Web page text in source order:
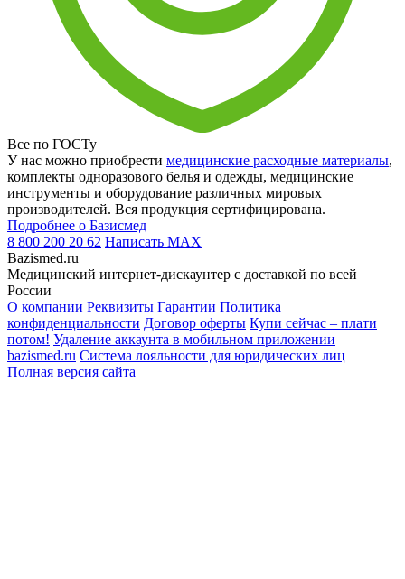
Все по ГОСТу
У нас можно приобрести медицинские расходные материалы,
комплекты одноразового белья и одежды, медицинские
инструменты и оборудование различных мировых
производителей. Вся продукция сертифицирована.
Подробнее о Базисмед
8 800 200 20 62 Написать MAX
Bazismed.ru
Медицинский интернет-дискаунтер с доставкой по всей
России
О компании Реквизиты Гарантии Политика
конфиденциальности Договор оферты Купи сейчас – плати
потом! Удаление аккаунта в мобильном приложении
bazismed.ru Система лояльности для юридических лиц
Полная версия сайта